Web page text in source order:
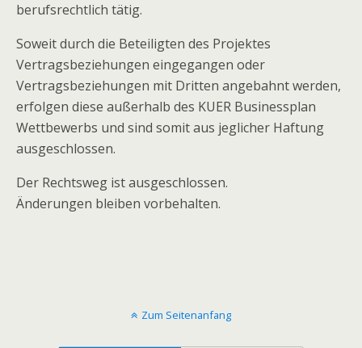
berufsrechtlich tätig.
Soweit durch die Beteiligten des Projektes
Vertragsbeziehungen eingegangen oder
Vertragsbeziehungen mit Dritten angebahnt werden,
erfolgen diese außerhalb des KUER Businessplan
Wettbewerbs und sind somit aus jeglicher Haftung
ausgeschlossen.
Der Rechtsweg ist ausgeschlossen.
Änderungen bleiben vorbehalten.
Zum Seitenanfang